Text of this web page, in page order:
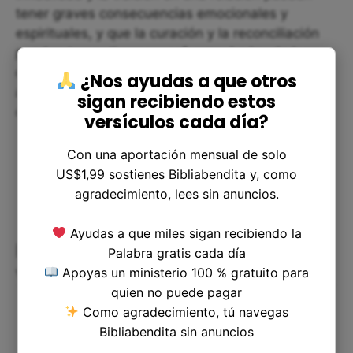
tener graves consecuencias emocionales y
espirituales, y que la curación y la reconciliación
pueden tomar tiempo y esfuerzo. La ley de los
celos, como se describe en Números 5:29, puede
ayudar a las personas a afrontar tales situaciones
con equidad, justicia y respeto.
Reflexión y aplicación práctica del
versículo
¿Nos ayudas a que otros
sigan recibiendo estos
versículos cada día?
Con una aportación mensual de solo
US$1,99 sostienes Bibliabendita y, como
agradecimiento, lees sin anuncios.
Ayudas a que miles sigan recibiendo la
Palabra gratis cada día
Apoyas un ministerio 100 % gratuito para
quien no puede pagar
Como agradecimiento, tú navegas
Bibliabendita sin anuncios